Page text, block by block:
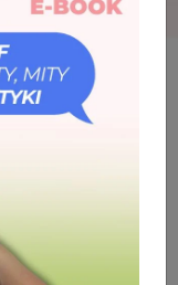
czystości